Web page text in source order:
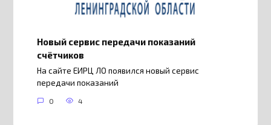
Новый сервис передачи показаний
счётчиков
На сайте ЕИРЦ ЛО появился новый сервис
передачи показаний
0 4